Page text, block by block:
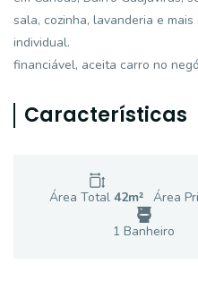
sala, cozinha, lavanderia e
individual.
financiável, aceita carro no
Características
Área Total 42m² Área
1 Banheiro